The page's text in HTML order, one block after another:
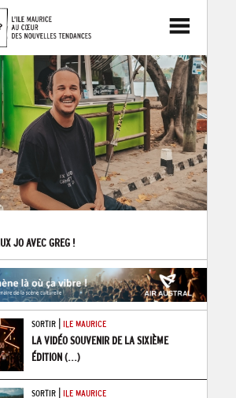
JO AVEC GREG !
SORTIR| ILE MAURICE
LA VIDÉO SOUVENIR DE LA SIXIÈME
ÉDITION(...)
SORTIR| ILE MAURICE